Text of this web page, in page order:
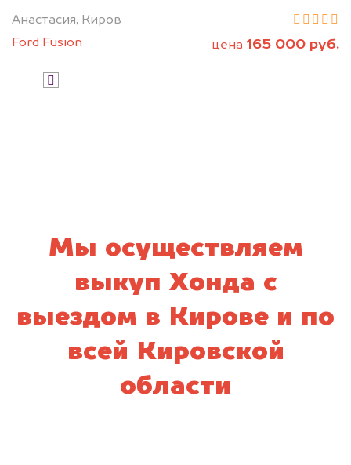
Анастасия, Киров
Ford Fusion
цена 165 000 руб.
Узнать стоимость
Мы осуществляем
выкуп Хонда с
выездом в Кирове и по
всей Кировской
области